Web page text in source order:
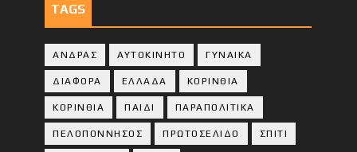
TAGS
ΑΝΔΡΑΣ ΑΥΤΟΚΙΝΗΤΟ ΓΥΝΑΙΚΑ
ΔΙΑΦΟΡΑ ΕΛΛΑΔΑ ΚΟΡΙΝΘΙΑ
ΚΟΡΙΝΘΙA ΠΑΙΔΙ ΠΑΡΑΠΟΛΙΤΙΚΑ
ΠΕΛΟΠΟΝΝΗΣΟΣ ΠΡΩΤΟΣΕΛΙΔΟ ΣΠΙΤΙ